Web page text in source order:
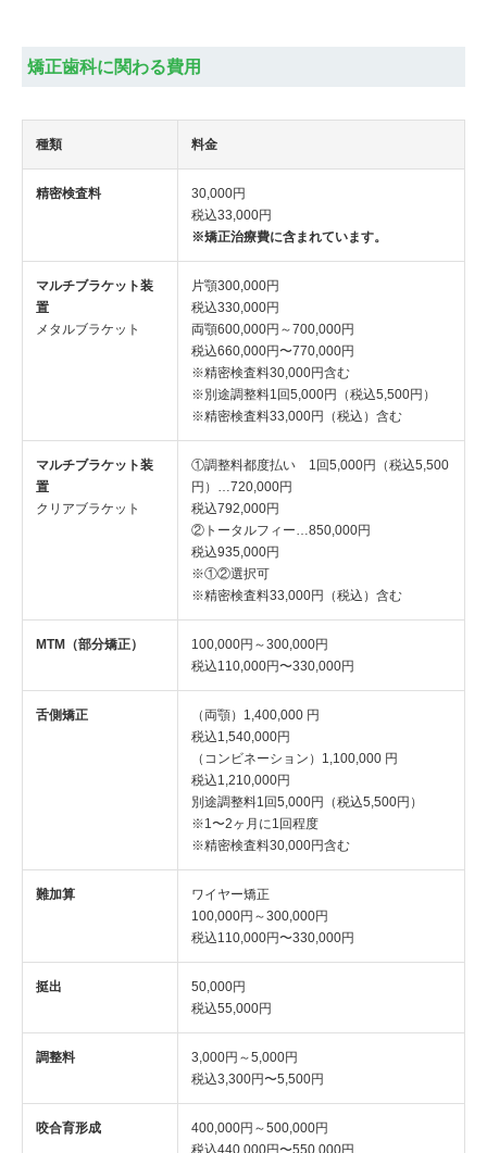
矯正歯科に関わる費用
種類 料金
精密検査料
30,000円
税込33,000円
※矯正治療費に含まれています。
マルチブラケット装
置
メタルブラケット
片顎300,000円
税込330,000円
両顎600,000円～700,000円
税込660,000円〜770,000円
※精密検査料30,000円含む
※別途調整料1回5,000円（税込5,500円）
※精密検査料33,000円（税込）含む
マルチブラケット装
置
クリアブラケット
①調整料都度払い 1回5,000円（税込5,500
円）…720,000円
税込792,000円
②トータルフィー…850,000円
税込935,000円
※①②選択可
※精密検査料33,000円（税込）含む
MTM（部分矯正）
100,000円～300,000円
税込110,000円〜330,000円
舌側矯正
（両顎）1,400,000 円
税込1,540,000円
（コンビネーション）1,100,000 円
税込1,210,000円
別途調整料1回5,000円（税込5,500円）
※1〜2ヶ月に1回程度
※精密検査料30,000円含む
難加算
ワイヤー矯正
100,000円～300,000円
税込110,000円〜330,000円
挺出
50,000円
税込55,000円
調整料
3,000円～5,000円
税込3,300円〜5,500円
咬合育形成
400,000円～500,000円
税込440,000円〜550,000円